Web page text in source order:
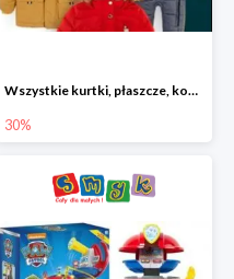
Wszystkie kurtki, płaszcze, kombinezony i spodnie narciarskie -30%
30%